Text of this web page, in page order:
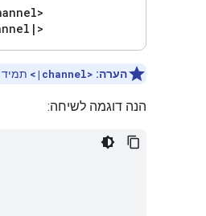
| >
הערה: <|channel>
הנה דוגמה לשיחה: